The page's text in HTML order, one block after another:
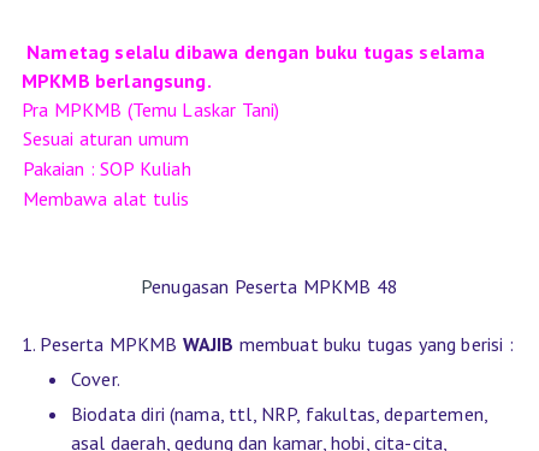
Nametag selalu dibawa dengan buku tugas selama
MPKMB berlangsung.
Pra MPKMB (Temu Laskar Tani)
Sesuai aturan umum
Pakaian : SOP Kuliah
Membawa alat tulis
Penugasan Peserta MPKMB 48
1. Peserta MPKMB WAJIB membuat buku tugas yang berisi :
Cover.
Biodata diri (nama, ttl, NRP, fakultas, departemen,
asal daerah, gedung dan kamar, hobi, cita-cita,